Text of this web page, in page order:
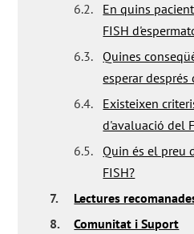
6.2.
En quins
FISH
6.3.
Quines
esperar
6.4.
Existeixen
d'avaluació del
6.5.
Quin és el preu
FISH?
7.
Lectures
8.
Comunitat i Suport